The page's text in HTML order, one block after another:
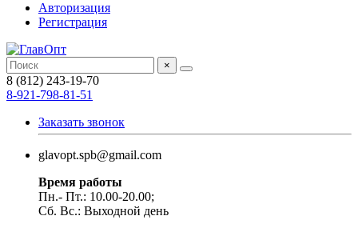
Авторизация
Регистрация
×
8 (812) 243-19-70
8-921-798-81-51
Заказать звонок
glavopt.spb@gmail.com
Время работы
Пн.- Пт.: 10.00-20.00;
Сб. Вс.: Выходной день